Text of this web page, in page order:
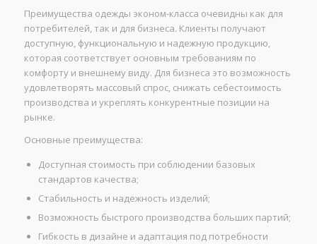
Преимущества одежды эконом-класса очевидны как для
потребителей, так и для бизнеса. Клиенты получают
доступную, функциональную и надежную продукцию,
которая соответствует основным требованиям по
комфорту и внешнему виду. Для бизнеса это возможность
удовлетворять массовый спрос, снижать себестоимость
производства и укреплять конкурентные позиции на
рынке.
Основные преимущества:
Доступная стоимость при соблюдении базовых
стандартов качества;
Стабильность и надежность изделий;
Возможность быстрого производства больших партий;
Гибкость в дизайне и адаптация под потребности